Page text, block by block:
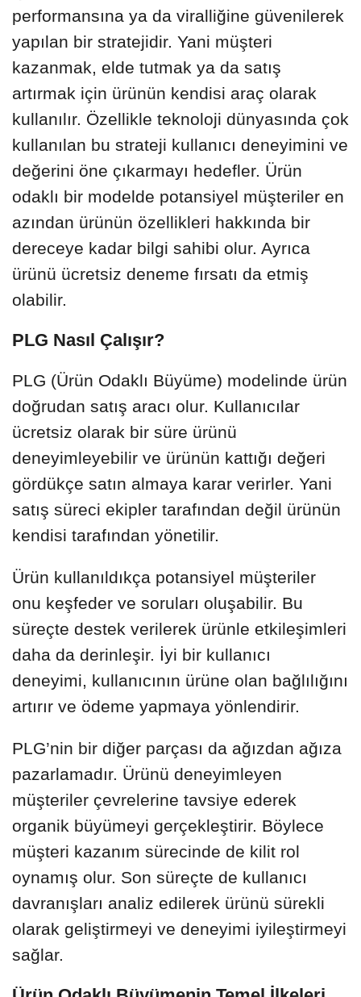
performansına ya da viralliğine güvenilerek
yapılan bir stratejidir. Yani müşteri
kazanmak, elde tutmak ya da satış
artırmak için ürünün kendisi araç olarak
kullanılır. Özellikle teknoloji dünyasında çok
kullanılan bu strateji kullanıcı deneyimini ve
değerini öne çıkarmayı hedefler. Ürün
odaklı bir modelde potansiyel müşteriler en
azından ürünün özellikleri hakkında bir
dereceye kadar bilgi sahibi olur. Ayrıca
ürünü ücretsiz deneme fırsatı da etmiş
olabilir.
PLG Nasıl Çalışır?
PLG (Ürün Odaklı Büyüme) modelinde ürün
doğrudan satış aracı olur. Kullanıcılar
ücretsiz olarak bir süre ürünü
deneyimleyebilir ve ürünün kattığı değeri
gördükçe satın almaya karar verirler. Yani
satış süreci ekipler tarafından değil ürünün
kendisi tarafından yönetilir.
Ürün kullanıldıkça potansiyel müşteriler
onu keşfeder ve soruları oluşabilir. Bu
süreçte destek verilerek ürünle etkileşimleri
daha da derinleşir. İyi bir kullanıcı
deneyimi, kullanıcının ürüne olan bağlılığını
artırır ve ödeme yapmaya yönlendirir.
PLG’nin bir diğer parçası da ağızdan ağıza
pazarlamadır. Ürünü deneyimleyen
müşteriler çevrelerine tavsiye ederek
organik büyümeyi gerçekleştirir. Böylece
müşteri kazanım sürecinde de kilit rol
oynamış olur. Son süreçte de kullanıcı
davranışları analiz edilerek ürünü sürekli
olarak geliştirmeyi ve deneyimi iyileştirmeyi
sağlar.